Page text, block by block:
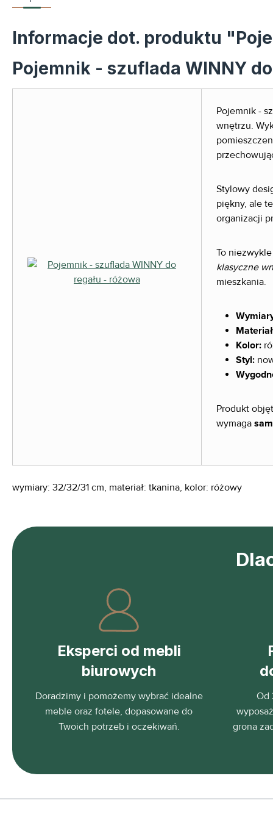
Informacje dot. produktu
Pojemnik - szuflada WINNY
Pojemnik -
wnętrzu.
Stylowy
piękny, ale
organizacji
To
klasyczne
mieszkania.
Kolor:
Styl:
Produkt
wymaga
wymiary: 32/32/31 cm, materiał: tkanina, kolor: różowy
Eksperci od mebli
biurowych
Doradzimy i pomożemy wybrać idealne
meble oraz fotele, dopasowane do
Twoich potrzeb i oczekiwań.
Od
grona